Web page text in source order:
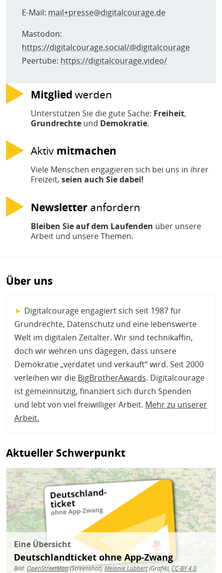
E-Mail: mail+presse@digitalcourage.de
Mastodon:
https://digitalcourage.social/@digitalcourage
Peertube: https://digitalcourage.video/
Mitglied werden
Unterstützen Sie die gute Sache: Freiheit,
Grundrechte und Demokratie.
Aktiv mitmachen
Viele Menschen engagieren sich bei uns in ihrer
Freizeit, seien auch Sie dabei!
Newsletter anfordern
Bleiben Sie auf dem Laufenden über unsere
Arbeit und unsere Themen.
Über uns
► Digitalcourage engagiert sich seit 1987 für
Grundrechte, Datenschutz und eine lebenswerte
Welt im digitalen Zeitalter. Wir sind technikaffin,
doch wir wehren uns dagegen, dass unsere
Demokratie „verdatet und verkauft“ wird. Seit 2000
verleihen wir die BigBrotherAwards. Digitalcourage
ist gemeinnützig, finanziert sich durch Spenden
und lebt von viel freiwilliger Arbeit. Mehr zu unserer
Arbeit.
Aktueller Schwerpunkt
Bild
Eine Übersicht
Deutschlandticket ohne App-Zwang
Bild: OpenStreetMap(Screenshot),Melanie Lübbert(Grafik), CC-BY 4.0